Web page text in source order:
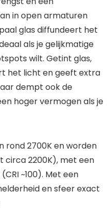
in open armaturen
glas diffundeert het
als je gelijkmatige
wilt. Getint glas,
het licht en geeft extra
dempt ook de
hoger vermogen als je
rond 2700K en worden
circa 2200K), met een
~100). Met een
en sfeer exact